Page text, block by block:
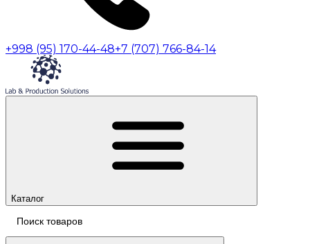
+998 (95) 170-44-48+7 (707) 766-84-14
Каталог